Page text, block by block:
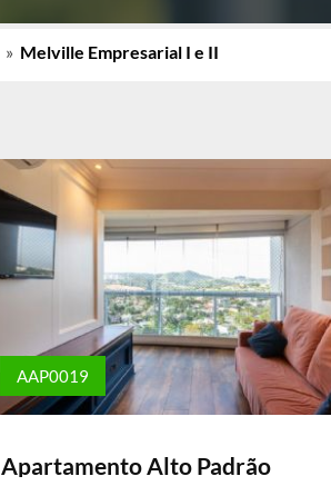
» Melville Empresarial I e II
AAP0019
Apartamento Alto Padrão